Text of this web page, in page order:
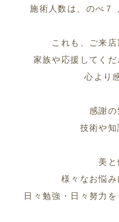
施術人数は、のべ７
これも、ご来
家族や応援してくだ
心より
感謝
技術や知
美と
様々なお悩
日々勉強・日々努力